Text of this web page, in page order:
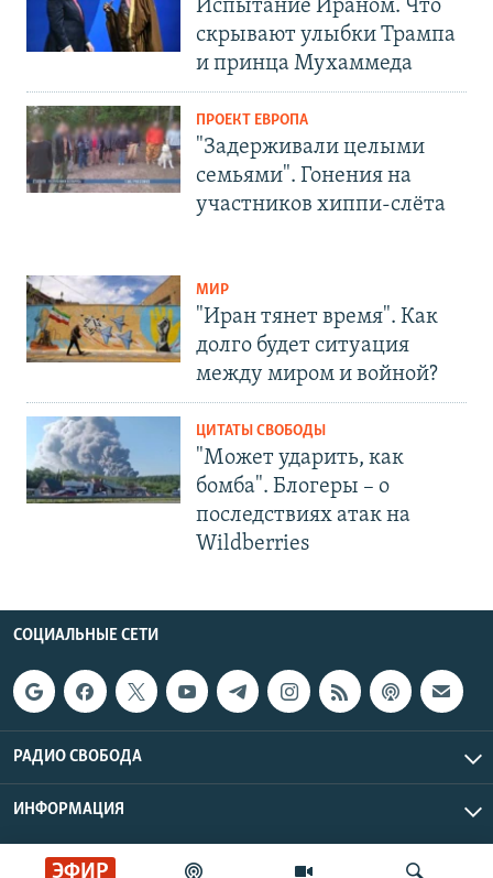
ЭФИР
Испытание Ираном. Что
скрывают улыбки Трампа
и принца Мухаммеда
ПРОЕКТ ЕВРОПА
"Задерживали целыми
семьями". Гонения на
участников хиппи-слёта
МИР
"Иран тянет время". Как
долго будет ситуация
между миром и войной?
ЦИТАТЫ СВОБОДЫ
"Может ударить, как
бомба". Блогеры – о
последствиях атак на
Wildberries
СОЦИАЛЬНЫЕ СЕТИ
РАДИО СВОБОДА
ИНФОРМАЦИЯ
Радио Свобода © 2026 RFE/RL, Inc. | Все права защищены.